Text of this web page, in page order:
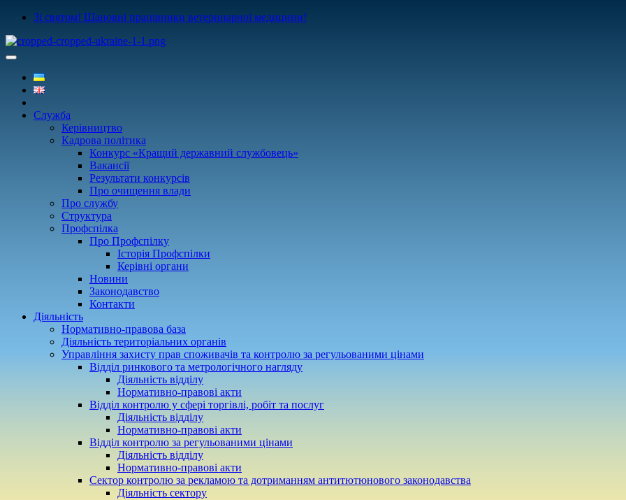
Зі святом! Шановні працівники ветеринарної медицини!
Служба
Керівництво
Кадрова політика
Конкурс «Кращий державний службовець»
Вакансії
Результати конкурсів
Про очищення влади
Про службу
Структура
Профспілка
Про Профспілку
Історія Профспілки
Керівні органи
Новини
Законодавство
Контакти
Діяльність
Нормативно-правова база
Діяльність територіальних органів
Управління захисту прав споживачів та контролю за регульованими цінами
Відділ ринкового та метрологічного нагляду
Діяльність відділу
Нормативно-правові акти
Відділ контролю у сфері торгівлі, робіт та послуг
Діяльність відділу
Нормативно-правові акти
Відділ контролю за регульованими цінами
Діяльність відділу
Нормативно-правові акти
Сектор контролю за рекламою та дотриманням антитютюнового законодавства
Діяльність сектору